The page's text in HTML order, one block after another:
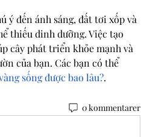
ý đến ánh sáng, đất tơi xốp và
thiếu dinh dưỡng. Việc tạo
cây phát triển khỏe mạnh và
của bạn. Các bạn có thể
sống được bao lâu?.
0 kommentarer